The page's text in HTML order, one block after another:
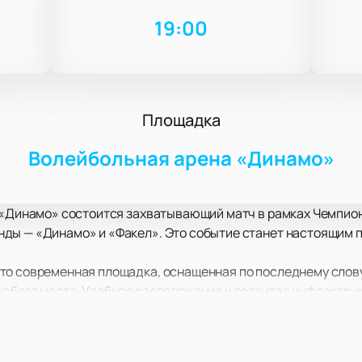
19:00
Площадка
Волейбольная арена «Динамо»
состоится захватывающий матч в рамках
— «Динамо» и «Факел». Это событие станет настоящим
современная площадка, оснащенная по последнему
места. Удобное расположение и развитая
насладиться не только игрой, но и атмосферой